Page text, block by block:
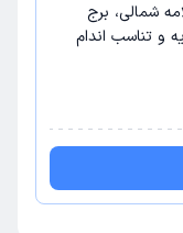
شمالی، برج
و تناسب اندام